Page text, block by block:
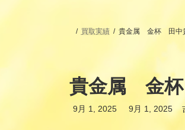
買取実績 貴金属 金杯 田
貴金属 金
9月 1, 2025
最
9月 1, 2025